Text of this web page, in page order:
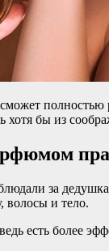
полностью
хотя бы из
за
волосы и тело.
есть более